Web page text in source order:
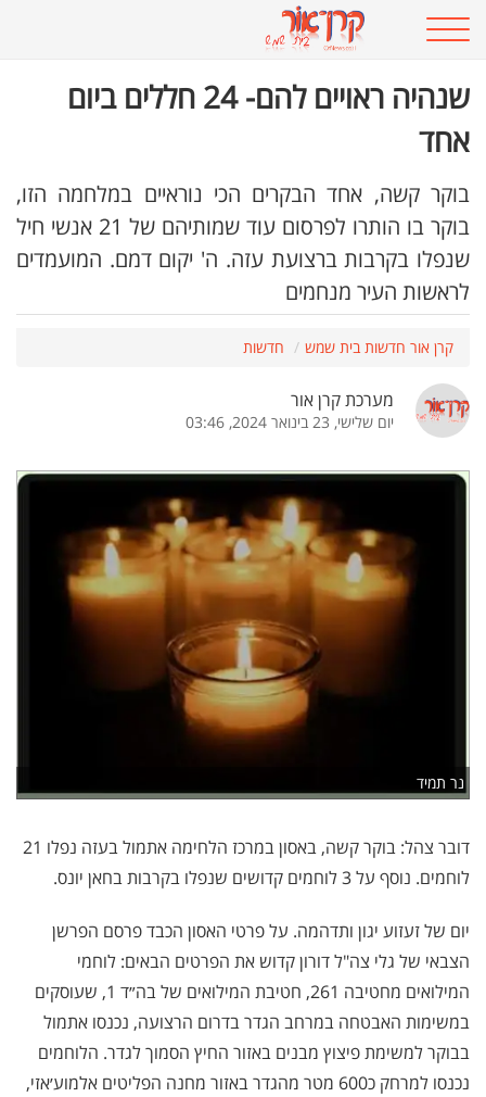
שנהיה ראויים להם- 24 חללים ביום
אחד
בוקר קשה, אחד הבקרים הכי נוראיים במלחמה הזו,
בוקר בו הותרו לפרסום עוד שמותיהם של 21 אנשי חיל
שנפלו בקרבות ברצועת עזה. ה' יקום דמם. המועמדים
לראשות העיר מנחמים
קרן אור חדשות בית שמש חדשות
מערכת קרן אור
יום שלישי, 23 בינואר 2024, 03:46
נר תמיד
דובר צהל: בוקר קשה, באסון במרכז הלחימה אתמול בעזה נפלו 21
לוחמים. נוסף על 3 לוחמים קדושים שנפלו בקרבות בחאן יונס.
יום של זעזוע יגון ותדהמה. על פרטי האסון הכבד פרסם הפרשן
הצבאי של גלי צה"ל דורון קדוש את הפרטים הבאים: לוחמי
המילואים מחטיבה 261, חטיבת המילואים של בה״ד 1, שעוסקים
במשימות האבטחה במרחב הגדר בדרום הרצועה, נכנסו אתמול
בבוקר למשימת פיצוץ מבנים באזור החיץ הסמוך לגדר. הלוחמים
נכנסו למרחק כ600 מטר מהגדר באזור מחנה הפליטים אלמוע׳אזי,